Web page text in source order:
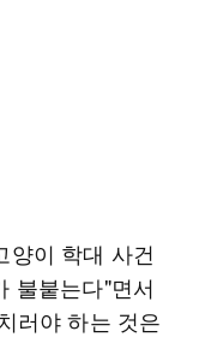
양이 학대 사건
불붙는다"면서
러야 하는 것은